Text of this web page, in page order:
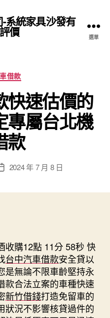
系統家具沙發有
價 選單
分借款
快速估價的
專屬台北機
款
文 2024 年 7 月 8 日
收購12點 11分 58秒 快
台中汽車借款安全貸以
是無論不限車齡堅持永
款合法立案的車種快速
新竹借錢打造免留車的
狀況不影響核貸過件的